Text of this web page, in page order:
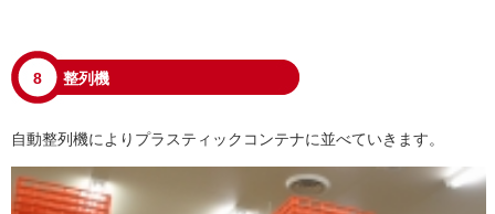
8 整列機
自動整列機によりプラスティックコンテナに並べていきます。